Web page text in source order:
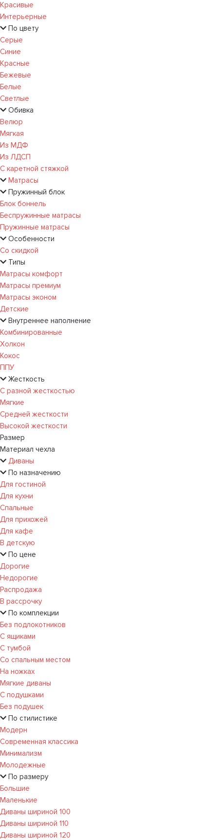
Красивые
Интерьерные
По цвету
Серые
Синие
Красные
Бежевые
Белые
Светлые
Обивка
Велюр
Мягкая
Из МДФ
Из ЛДСП
С каретной стяжкой
Матрасы
Пружинный блок
Блок боннель
Беспружинные матрасы
Пружинные матрасы
Особенности
Со скидкой
Типы
Матрасы комфорт
Матрасы премиум
Матрасы эконом
Детские
Внутреннее наполнение
Комбинированные
Холкон
Кокос
ППУ
Жесткость
С разной жесткостью
Мягкие
Средней жесткости
Высокой жесткости
Размер
Материал чехла
Диваны
По назначению
Для гостиной
Для кухни
Спальные
Для прихожей
Для кафе
В детскую
По цене
Дорогие
Недорогие
Распродажа
В рассрочку
По комплекции
Без подлокотников
С ящиками
С тумбой
Со спальным местом
На ножках
Мягкие диваны
С подушками
Без подушек
По стилистике
Модерн
Современная классика
Минимализм
Молодежные
По размеру
Большие
Маленькие
Диваны шириной 100
Диваны шириной 110
Диваны шириной 120